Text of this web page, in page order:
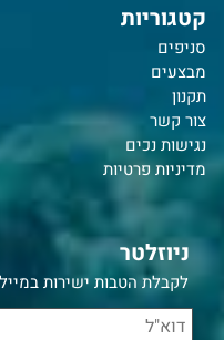
קטגוריות
סניפים
מבצעים
תקנון
צור קשר
נגישות נכים
מדיניות פרטיות
ניוזלטר
לקבלת הטבות ישירות במייל